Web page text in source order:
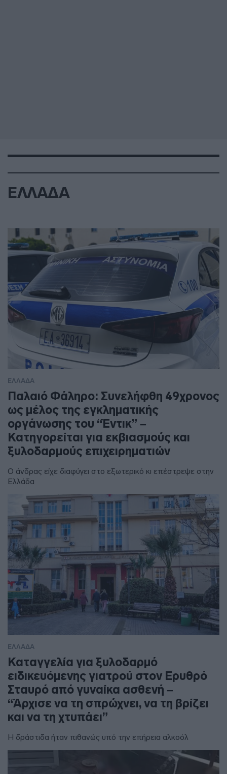
ΕΛΛΑΔΑ
ΕΛΛΑΔΑ
Παλαιό Φάληρο: Συνελήφθη 49χρονος
ως μέλος της εγκληματικής
οργάνωσης του “Έντικ” –
Κατηγορείται για εκβιασμούς και
ξυλοδαρμούς επιχειρηματιών
Ο άνδρας είχε διαφύγει στο εξωτερικό κι επέστρεψε στην
Ελλάδα
ΕΛΛΑΔΑ
Καταγγελία για ξυλοδαρμό
ειδικευόμενης γιατρού στον Ερυθρό
Σταυρό από γυναίκα ασθενή –
“Άρχισε να τη σπρώχνει, να τη βρίζει
και να τη χτυπάει”
Η δράστιδα ήταν πιθανώς υπό την επήρεια αλκοόλ